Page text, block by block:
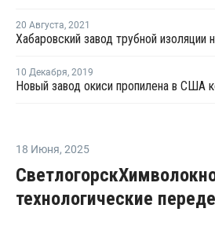
20 Августа, 2021
10 Декабря, 2019
18 Июня, 2025
технологические